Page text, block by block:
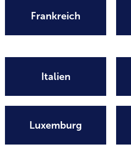
Frankreich
Italien
Luxemburg